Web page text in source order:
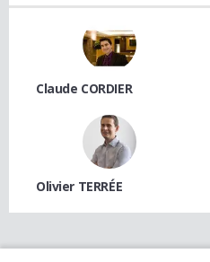
Claude CORDIER
Olivier TERRÉE